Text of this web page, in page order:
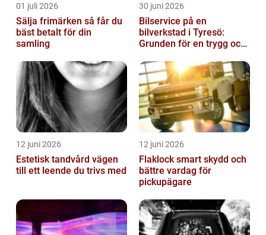
01 juli 2026
Sälja frimärken så får du
bäst betalt för din
samling
30 juni 2026
Bilservice på en
bilverkstad i Tyresö:
Grunden för en trygg och
12 juni 2026
Estetisk tandvård vägen
till ett leende du trivs med
12 juni 2026
Flaklock smart skydd och
bättre vardag för
pickupägare